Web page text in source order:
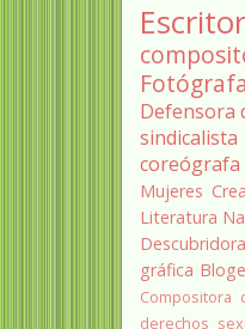
Fotógrafa
Defensora
sindicalista
coreógrafa
Mujeres
Literatura
Descubridora
gráfica
Compositora
derechos